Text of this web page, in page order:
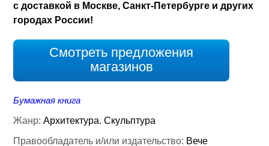
с доставкой в Москве, Санкт-Петербурге и других
городах России!
Смотреть предложения
магазинов
Бумажная книга
Жанр:Архитектура. Скульптура
Правообладатель и/или издательство: Вече